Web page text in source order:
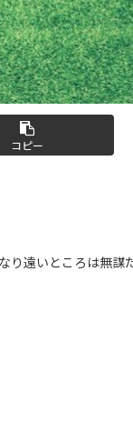
コピー
り遠いところは無謀